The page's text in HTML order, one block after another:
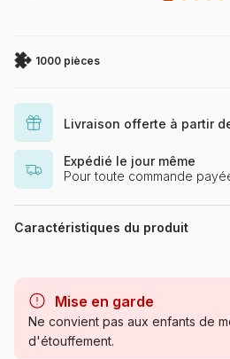
1000 pièces
Livraison offerte à partir
Expédié le jour même
Pour toute commande
Caractéristiques du produit
Catégorie
Mise en garde
Ne convient pas aux enfants de
d'étouffement.